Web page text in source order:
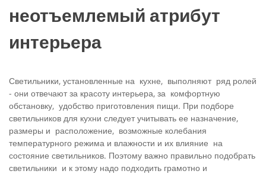
неотъемлемый атрибут
интерьера
Светильники, установленные на кухне, выполняют ряд ролей
- они отвечают за красоту интерьера, за комфортную
обстановку, удобство приготовления пищи. При подборе
светильников для кухни следует учитывать ее назначение,
размеры и расположение, возможные колебания
температурного режима и влажности и их влияние на
состояние светильников. Поэтому важно правильно подобрать
светильники и к этому надо подходить грамотно и